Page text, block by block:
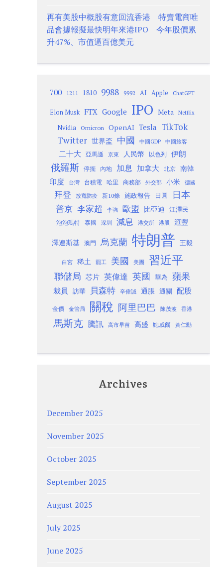
再有美股中概股有意回流香港 特賣電商唯
品會據報擬最快明年來港IPO 今年股價累
升47%、市值逼百億美元
700 1211 1810 9988 9992 AI Apple ChatGPT
Elon Musk FTX Google IPO Meta Netflix
Nvidia Omicron OpenAI Tesla TikTok
Twitter 世界盃 中國 中國GDP 中國旅客
二十大 亞馬遜 京東 人民幣 以色列 伊朗
俄羅斯 停擺 內地 加息 加拿大 北京
南韓
印度
台灣 台積電 哈里 商務部 外交部 小米 德國
拜登 放寬防疫 新10條 施政報告 日圓 日本
普京 李家超 李強 歐盟 比亞迪 江澤民
泡泡瑪特 泰國 深圳 減息 港交所 港股 滙豐
澤連斯基 澳門 烏克蘭 特朗普 王毅
白宮 稀土 罷工 美國 美團 習近平
聯儲局 芯片 英偉達 英國 華為 蘋果
裁員 訪華 貝森特 辛偉誠 通脹 通關 配股
金價 金管局 關稅 阿里巴巴 陳茂波 香港
馬斯克 騰訊 高市早苗 高盛 鮑威爾 黃仁勳
Archives
December 2025
November 2025
October 2025
September 2025
August 2025
July 2025
June 2025